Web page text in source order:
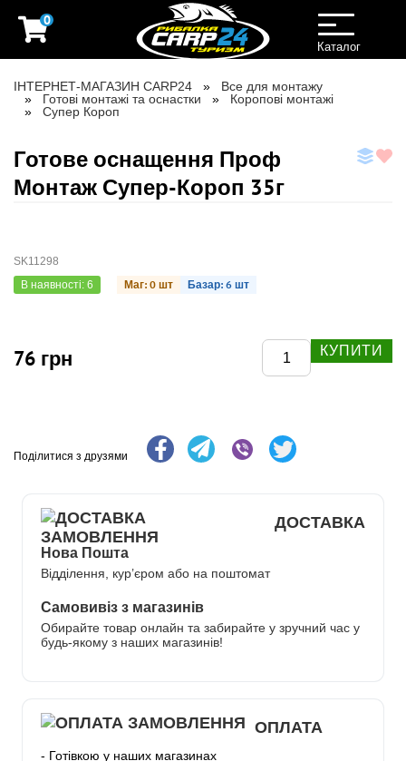
0
Toggle
navigation
Каталог
ІНТЕРНЕТ-МАГАЗИН CARP24
Все для монтажу
Готові монтажі та оснастки
Коропові монтажі
Супер Короп
Готове оснащення Проф
Монтаж Супер-Короп 35г
SK11298
В наявності: 6
Маг: 0 шт Базар: 6 шт
76 грн КУПИТИ
Поділитися з друзями
ДОСТАВКА
Нова Пошта
Відділення, кур’єром або на поштомат
Самовивіз з магазинів
Обирайте товар онлайн та забирайте у зручний час у
будь-якому з наших магазинів!
ОПЛАТА
- Готівкою у наших магазинах